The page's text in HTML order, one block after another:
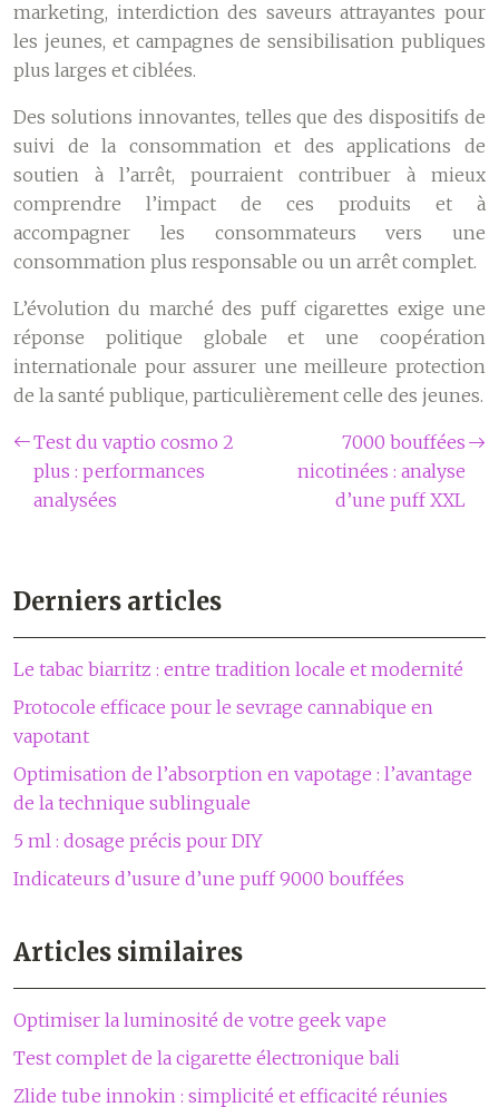
marketing, interdiction des saveurs attrayantes pour
les jeunes, et campagnes de sensibilisation publiques
plus larges et ciblées.
Des solutions innovantes, telles que des dispositifs de
suivi de la consommation et des applications de
soutien à l’arrêt, pourraient contribuer à mieux
comprendre l’impact de ces produits et à
accompagner les consommateurs vers une
consommation plus responsable ou un arrêt complet.
L’évolution du marché des puff cigarettes exige une
réponse politique globale et une coopération
internationale pour assurer une meilleure protection
de la santé publique, particulièrement celle des jeunes.
Test du vaptio cosmo 2
plus : performances
analysées
7000 bouffées
nicotinées : analyse
d’une puff XXL
Derniers articles
Le tabac biarritz : entre tradition locale et modernité
Protocole efficace pour le sevrage cannabique en
vapotant
Optimisation de l’absorption en vapotage : l’avantage
de la technique sublinguale
5 ml : dosage précis pour DIY
Indicateurs d’usure d’une puff 9000 bouffées
Articles similaires
Optimiser la luminosité de votre geek vape
Test complet de la cigarette électronique bali
Zlide tube innokin : simplicité et efficacité réunies